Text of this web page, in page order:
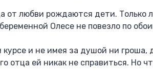
от любви рождаются дети.
Олесе не повезло по
курсе и не имея за душой ни гроша,
отца ей никак не справиться. Но